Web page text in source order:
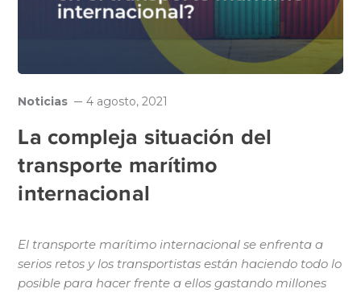
Noticias 4 agosto, 2021
La compleja situación del
transporte marítimo
internacional
El transporte marítimo internacional se enfrenta a
serios retos y los transportistas están haciendo todo lo
posible para hacer frente a ellos gastando millones